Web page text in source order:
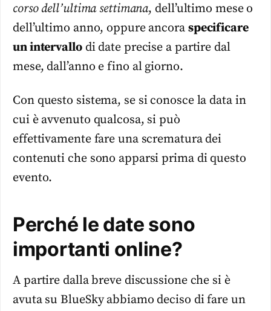
corso dell’ultima settimana, dell’ultimo mese o
dell’ultimo anno, oppure ancora specificare
un intervallodi date precise a partire dal
mese, dall’anno e fino al giorno.
Con questo sistema, se si conosce la data in
cui è avvenuto qualcosa, si può
effettivamente fare una scrematura dei
contenuti che sono apparsi prima di questo
evento.
Perché le date sono
importanti online?
A partire dalla breve discussione che si è
avuta su BlueSky abbiamo deciso di fare un